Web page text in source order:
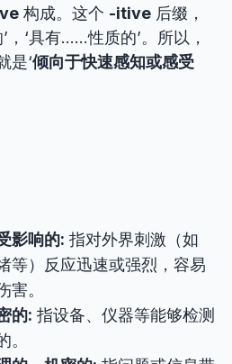
构成。这个 -itive 后缀，
‘具有……性质的’。所以，
是‘倾向于快速感知或感受
影响的: 指对外界刺激（如
等）反应迅速或强烈，容易
害。
的: 指设备、仪器等能够检测
。